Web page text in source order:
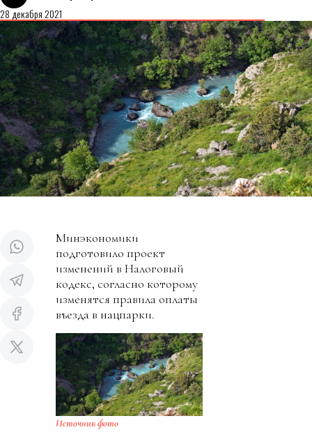
28 декабря 2021
Минэкономики
подготовило проект
изменений в Налоговый
кодекс, согласно которому
изменятся правила оплаты
въезда в нацпарки.
Источник фото